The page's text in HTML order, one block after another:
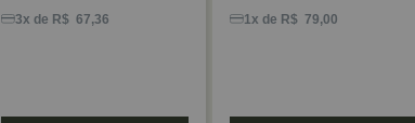
3x de R$ 67,36 1x de R$ 79,00